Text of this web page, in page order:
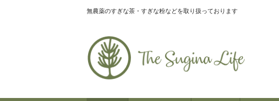
無農薬のすぎな茶・すぎな粉などを取り扱っております